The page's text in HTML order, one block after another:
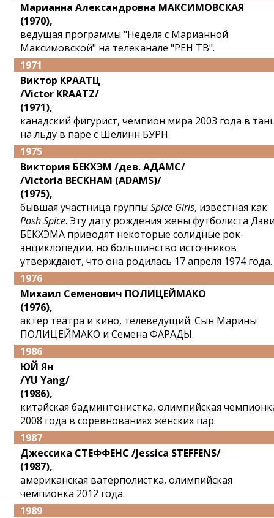
Марианна Александровна МАКСИМОВСКАЯ
(1970),
ведущая программы "Неделя с Марианной
Максимовской" на телеканале "РЕН ТВ".
1971
Виктор КРААТЦ
/Victor KRAATZ/
(1971),
канадский фигурист, чемпион мира 2003 года в
на льду в паре с Шелинн БУРН.
1975
Виктория БЕКХЭМ /дев. АДАМС/
/Victoria BECKHAM (ADAMS)/
(1975),
бывшая участница группы Spice Girls, известная как
Posh Spice. Эту дату рождения жены футболиста
БЕКХЭМА приводят некоторые солидные рок-
энциклопедии, но большинство источников
утверждают, что она родилась 17 апреля 1974 года.
1976
Михаил Семенович ПОЛИЦЕЙМАКО
(1976),
актер театра и кино, телеведущий. Сын Марины
ПОЛИЦЕЙМАКО и Семена ФАРАДЫ.
1986
ЮЙ Ян
/YU Yang/
(1986),
китайская бадминтонистка, олимпийская
2008 года в соревнованиях женских пар.
1987
Джессика СТЕФФЕНС /Jessica STEFFENS/
(1987),
американская ватерполистка, олимпийская
чемпионка 2012 года.
1989